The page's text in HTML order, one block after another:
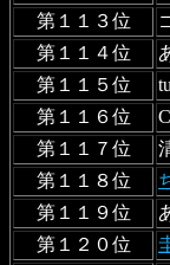
第１１３位
第１１４位
第１１５位
第１１６位
第１１７位
第１１８位
第１１９位
第１２０位